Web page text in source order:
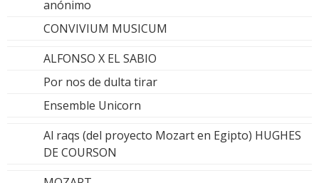
anónimo
CONVIVIUM MUSICUM
ALFONSO X EL SABIO
Por nos de dulta tirar
Ensemble Unicorn
Al raqs (del proyecto Mozart en Egipto) HUGHES
DE COURSON